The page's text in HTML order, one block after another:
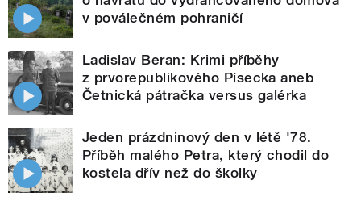
v poválečném pohraničí
Ladislav Beran: Krimi příběhy
z prvorepublikového Písecka aneb
Četnická pátračka versus galérka
Jeden prázdninový den v létě '78.
Příběh malého Petra, který chodil do
kostela dřív než do školky